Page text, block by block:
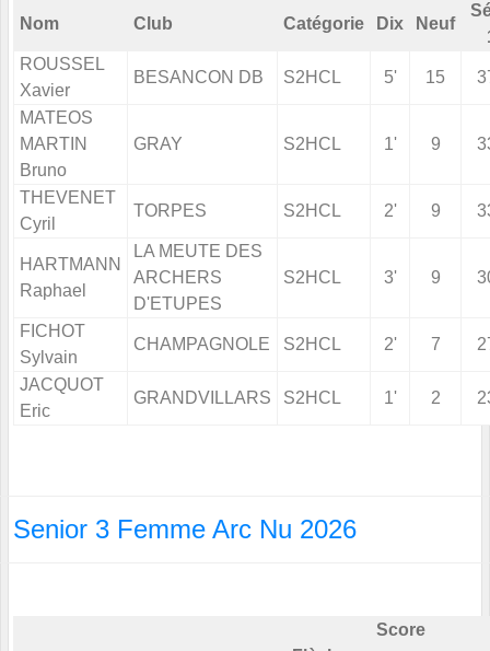
Nom Club Catégorie Dix Neuf
ROUSSEL
Xavier
BESANCON DB S2HCL 5' 15
MATEOS
MARTIN
Bruno
GRAY S2HCL 1' 9
THEVENET
Cyril
TORPES S2HCL 2' 9
HARTMANN
Raphael
LA MEUTE DES
ARCHERS
D'ETUPES
S2HCL 3' 9
FICHOT
Sylvain
CHAMPAGNOLE S2HCL 2' 7
JACQUOT
Eric
GRANDVILLARS S2HCL 1' 2
Senior 3 Femme Arc Nu 2026
Score